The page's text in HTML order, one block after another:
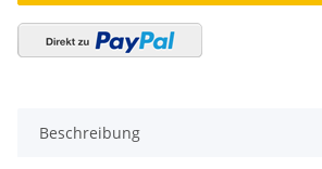
Beschreibung